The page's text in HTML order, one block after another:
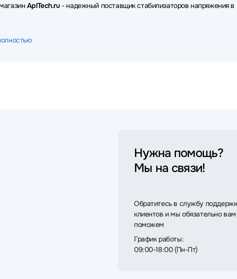
AplTech.ru- надежный поставщик стабилизаторов напряжения в
Нужна помощь?
Мы на связи!
Обратитесь в службу
клиентов и мы обязательно вам
поможем
График работы:
09:00-18:00 (Пн-Пт)